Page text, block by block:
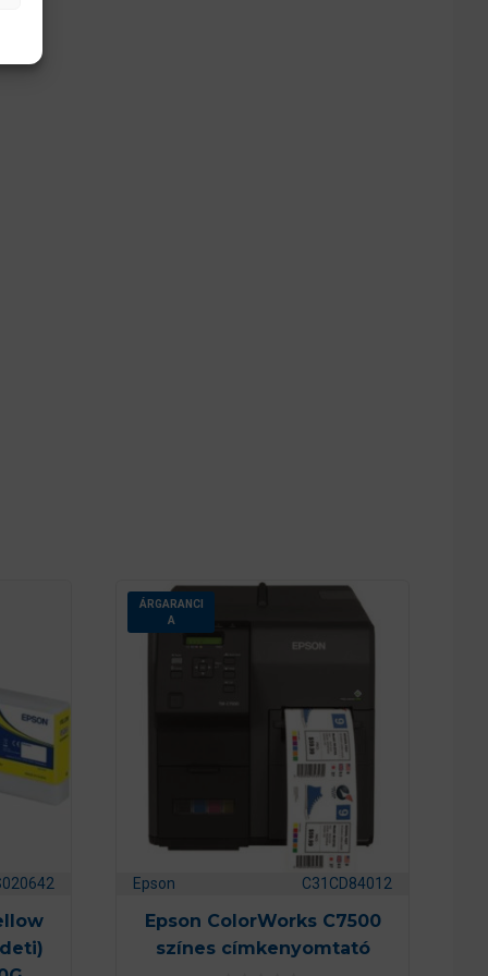
ÁRGARANCI
A
Epson C31CD84012
Epson ColorWorks C7500
színes címkenyomtató